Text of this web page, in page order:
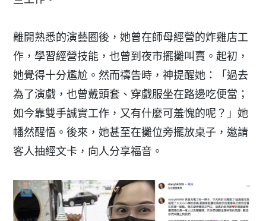
離開熟悉的演藝圈後，她曾在師母經營的炸雞店工
作，學習經營技能，也曾到夜市擺攤叫賣。起初，
她覺得十分尷尬。然而禱告時，神提醒她：「過去
為了演戲，也曾戴頭套、穿戲服坐在路邊吃便當；
如今靠雙手誠實工作，又有什麼可羞愧的呢？」她
幡然醒悟。後來，她甚至在攤位旁擺放桌子，邀請
客人抽經文卡，向人分享福音。